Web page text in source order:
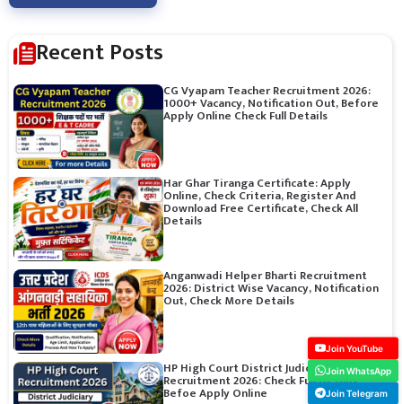
Recent Posts
CG Vyapam Teacher Recruitment 2026:
1000+ Vacancy, Notification Out, Before
Apply Online Check Full Details
Har Ghar Tiranga Certificate: Apply
Online, Check Criteria, Register And
Download Free Certificate, Check All
Details
Anganwadi Helper Bharti Recruitment
2026: District Wise Vacancy, Notification
Out, Check More Details
HP High Court District Judiciary
Recruitment 2026: Check Full Details
Befoe Apply Online
Join YouTube
Join WhatsApp
Join Telegram